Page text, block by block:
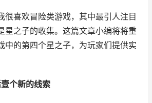
很喜欢冒险类游戏，其中最引人注目
星之子的收集。这篇文章小编将将重
中的第四个星之子，为玩家们提供实
个新的线索